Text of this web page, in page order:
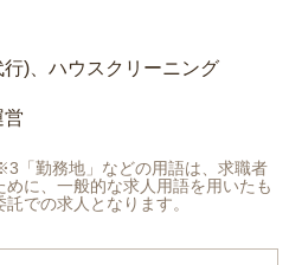
)、ハウスクリーニング
営
「勤務地」などの用語は、求職者
に、一般的な求人用語を用いたも
での求人となります。